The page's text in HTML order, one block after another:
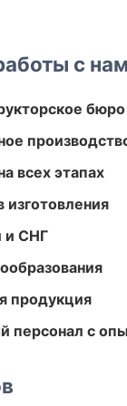
с
бюро
всех этапах
и СНГ
продукция
персонал с